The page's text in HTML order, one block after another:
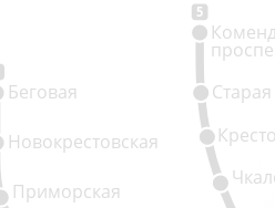
5
Приморская
Новокрестовская
Беговая